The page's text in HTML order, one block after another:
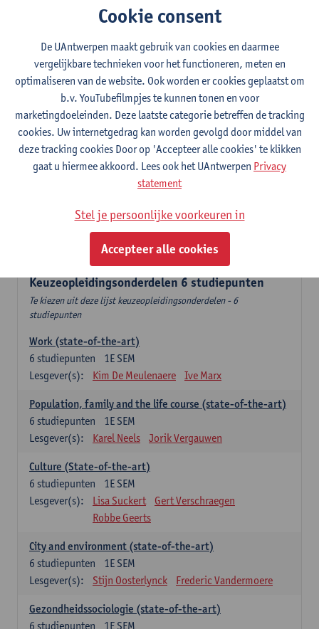
Governance en sociale innovatie
Lesgever(s):
Pieter Cools
Stad, diversiteit en transnationaal sociaal werk
2E SEM
studiepunten
Lesgever(s):
Mieke Schrooten
Labo Sociale Impactevaluatie
2E SEM
3studiepunten
Leen Sebrechts
Handelingsmodellen
1E SEM
Kristel Driessens
Keuzeopleidingsonderdelen 6 studiepunten
Te kiezen uit deze lijst keuzeopleidingsonderdelen - 6
studiepunten
Work (state-of-the-art)
1E SEM
6 studiepunten
Lesgever(s):
Kim De Meulenaere Ive Marx
Population, family and the life course (state-of-the-art)
1E SEM
6 studiepunten
Lesgever(s):
Karel Neels Jorik Vergauwen
Culture (State-of-the-art)
1E SEM
6 studiepunten
Lesgever(s):
Lisa Suckert
Gert Verschraegen
Robbe Geerts
City and environment (state-of-the-art)
1E SEM
6 studiepunten
Lesgever(s):
Stijn Oosterlynck Frederic Vandermoere
Gezondheidssociologie (state-of-the-art)
1E SEM
6 studiepunten
Cookie consent
De UAntwerpen maakt gebruik van cookies en daarmee
vergelijkbare technieken voor het functioneren, meten en
optimaliseren van de website. Ook worden er cookies geplaatst om
b.v. YouTubefilmpjes te kunnen tonen en voor
marketingdoeleinden. Deze laatste categorie betreffen de tracking
cookies. Uw internetgedrag kan worden gevolgd door middel van
deze tracking cookies Door op 'Accepteer alle cookies' te klikken
gaat u hiermee akkoord. Lees ook het UAntwerpen Privacy
statement
Stel je persoonlijke voorkeuren in
Accepteer alle cookies